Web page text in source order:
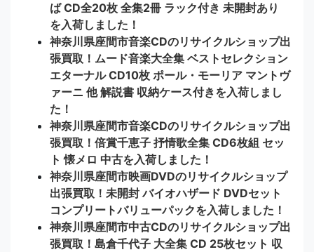
ば CD全20枚 全集2冊 ラック付き 未開封あり
を入荷しました！
神奈川県座間市音楽CDのリサイクルショップ出
張買取！ムード音楽大全集 ベストセレクション
エターナル CD10枚 ポール・モーリア マントヴ
ァーニ 他 解説書 収納ケース付きを入荷しまし
た！
神奈川県座間市音楽CDのリサイクルショップ出
張買取！倍賞千恵子 抒情歌全集 CD6枚組 セッ
ト 懐メロ 中古を入荷しました！
神奈川県座間市映画DVDのリサイクルショップ
出張買取！未開封 バイオハザード DVDセット
コンプリートバリューパックを入荷しました！
神奈川県座間市中古CDのリサイクルショップ出
張買取！島倉千代子 大全集 CD 25枚セット 収